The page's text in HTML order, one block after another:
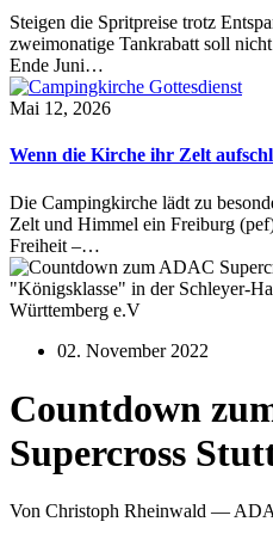
Steigen die Spritpreise trotz
zweimonatige Tankrabatt soll
Ende Juni…
Mai 12, 2026
Wenn die Kirche ihr Zelt
Die Campingkirche lädt zu
Zelt und Himmel ein Freiburg
Freiheit –…
"Königsklasse" in der Schleyer-
Württemberg e.V
02. November 2022
Countdown
Supercross
Von Christoph Rheinwald —